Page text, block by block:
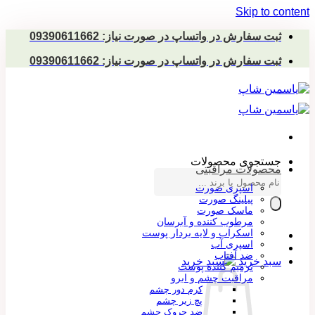
Skip to content
ثبت سفارش در واتساپ در صورت نیاز: 09390611662
ثبت سفارش در واتساپ در صورت نیاز: 09390611662
جستجوی محصولات
سبد خرید
محصولات مراقبتی
اسپری صورت
پیلینگ صورت
ماسک صورت
مرطوب کننده و آبرسان
اسکراب و لایه بردار پوست
اسپری آب
ضد آفتاب
ترمیم کننده پوست
مراقبت چشم و ابرو
کرم دور چشم
پچ زیر چشم
ضد چروک چشم